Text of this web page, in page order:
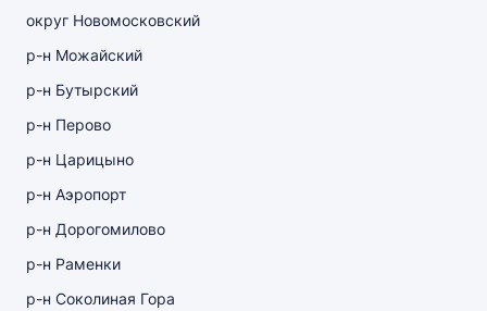
округ Новомосковский
р-н Можайский
р-н Бутырский
р-н Перово
р-н Царицыно
р-н Аэропорт
р-н Дорогомилово
р-н Раменки
р-н Соколиная Гора